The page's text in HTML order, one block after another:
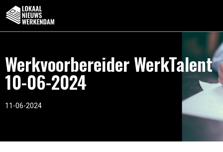
Werkvoorbereider WerkTalent
10-06-2024
11-06-2024